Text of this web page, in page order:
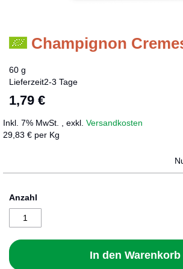
Champignon
60 g
Lieferzeit2-3 Tage
1,79 €
Inkl. 7% MwSt. exkl. Versandkosten
29,83 € per Kg
Anzahl
In den Warenkorb
Zum
Bildergalerie